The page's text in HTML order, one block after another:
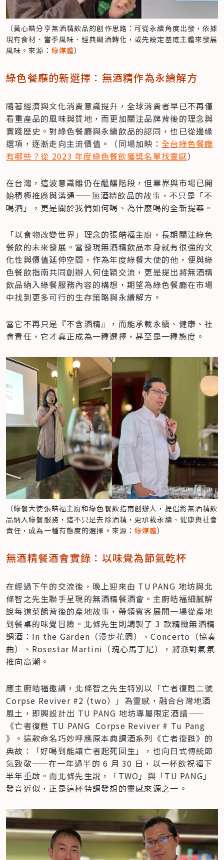
（黃心皓分享無酒精飲品的創作思路：可從永續角度出發，依據
現有食材、當季風味、經典調酒轉化，或先設定基底主體來發展
風味。來源： 綠媒體）
綠色餐廳的新選擇：無酒精作為永續解方
隨著經濟與文化消費意識提升，全球消費者早已不再僅
看重產品的風味與質地，而更加關注品牌背後的理念與
實踐歷史。對綠色餐廳與永續飲品的認同，也已從邊緣
選項，逐漸走向主流價值。（同場加映：全台綠色餐廳
有哪些？從 2023 年度綠色餐飲獲獎名單找靈感）
在台灣，這波意識雖仍在醞釀階段，但業界與市場已開
始積極推廣與溝通——無酒精飲品的故事，不只是「不
喝酒」，更是關於我們如何喝、為什麼喝的全新提案。
「以食物改變世界」理念的張皓福主廚，長期關注綠色
餐飲的未來發展。當發現無酒精飲品本身就有很強的文
化性與價值延伸空間，作為年度綠餐大使的他，便與綠
色餐飲指南共同創辦人何佳穎交流，更是提出將無酒精
飲品納入綠餐服務內容的構想，期望為綠色餐廳在市場
中找到更多可行的生存策略與永續解方。
當它不再只是『不含酒精』，而能承載永續、健康、社
會責任，它才真正成為一種選擇，甚至是一種態度。
（綠餐大使張皓福主廚和綠色餐飲指南創辦人，提倡將無酒精飲
品納入綠餐服務，這不只是去除酒精，更承載永續、健康與社會
責任，成為一種有態度的選擇。來源：綠媒體）
無酒精餐酒會實錄：以味覺為節氣乾杯
在經過下午的交流後，晚上迎來由 TU PANG 地坊與北
條智之先生聯手呈現的無酒精餐酒會。主廚皓福細膩解
說每道菜餚背後的產地故事，帶領賓客展開一場從產地
到餐桌的味覺冒險。北條先生則調製了 3 款精緻無酒精
調酒：In the Garden（漫步花園）、Concerto（協奏
曲）、Rosestar Martini（瑰心馬丁尼），將派對氣氛
推向高潮。
應主廚皓福邀請，北條智之先生特別以「亡者復甦二號
Corpse Reviver #2 (two）」為靈感，融合台灣地酒
風土，即興設計出 TU PANG 地坊專屬限定酒譜——
《亡者復甦 TU PANG  Corpse Reviver # Tu Pang
》。這款命名巧妙呼應原本典調酒系列《亡者復甦》的
典故：「好喝到能讓亡者起死回生」，也向日式傳統節
氣致敬——在一年過半的 6 月 30 日，以一杯飲祝福下
半年重啟。而北條先生說，「TWO」與「TU PANG」
發音近似，正是這杯特調發想的靈感來源之一。